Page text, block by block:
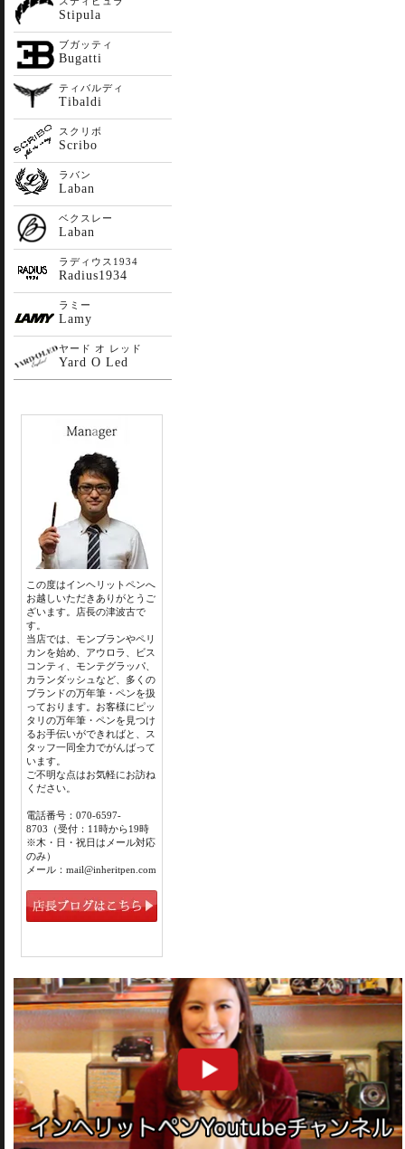
Stipula
ブガッティ
Bugatti
ティバルディ
Tibaldi
スクリボ
Scribo
ラバン
Laban
ベクスレー
Laban
ラディウス1934
Radius1934
ラミー
Lamy
ヤード オ レッド
Yard O Led
この度はインヘリットペンへ
お越しいただきありがとうご
ざいます。店長の津波古で
す。
当店では、モンブランやペリ
カンを始め、アウロラ、ビス
コンティ、モンテグラッパ、
カランダッシュなど、多くの
ブランドの万年筆・ペンを扱
っております。お客様にピッ
タリの万年筆・ペンを見つけ
るお手伝いができればと、ス
タッフ一同全力でがんばって
います。
ご不明な点はお気軽にお訪ね
ください。
電話番号：070-6597-
8703（受付：11時から19時
※木・日・祝日はメール対応
のみ）
メール：mail@inheritpen.com